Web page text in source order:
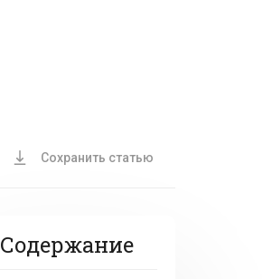
Сохранить статью
Содержание